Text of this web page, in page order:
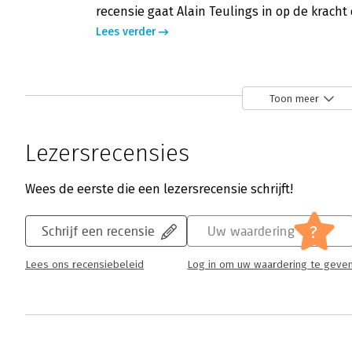
recensie gaat Alain Teulings in op de
Lees verder
De procesregisseur – ‘Informatieve
Hans-Peter Westerbeek verkent hoe
aanpakken, methoden en valkuilen, schrijft
Lees verder
Toon meer
Lezersrecensies
Wees de eerste die een lezersrecensie schrijft!
Schrijf een recensie
Lees ons recensiebeleid
Uw waardering ?
Log in om uw waardering te geven